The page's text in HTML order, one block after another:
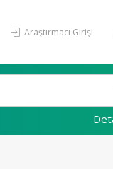
Araştırmacı Girişi